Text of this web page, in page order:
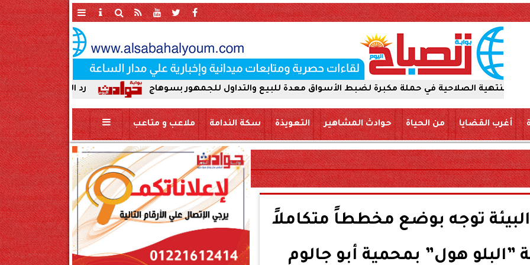
رد الجميل لأصحاب العطاء. إدارة في حملة مكبرة لضبط الأسواق معدة للبيع والتداول للجمهور بسوهاج
أغرب القضايا من الحياة حوادث المشاهير التعويذة سكة الندامة ملاعب و متاعب
توجه بوضع مخططاً متكاملاً
هول” بمحمية أبو جالوم